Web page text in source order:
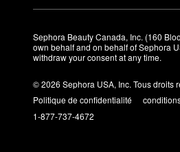
Sephora Beauty Canada, Inc. (160
own behalf and on behalf of Sephora
withdraw your consent at any time.
© 2026 Sephora USA, Inc. Tous droits
Politique de confidentialité
1-877-737-4672